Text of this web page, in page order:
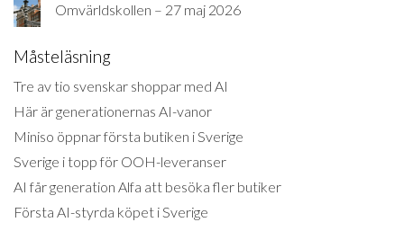
Omvärldskollen – 27 maj 2026
Måsteläsning
Tre av tio svenskar shoppar med AI
Här är generationernas AI-vanor
Miniso öppnar första butiken i Sverige
Sverige i topp för OOH-leveranser
AI får generation Alfa att besöka fler butiker
Första AI-styrda köpet i Sverige